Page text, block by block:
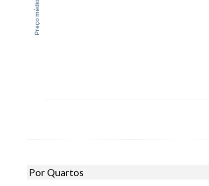
Preço médio / m²
Por Quartos